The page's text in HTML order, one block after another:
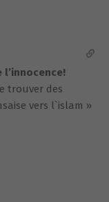
trouver des
vers l`islam »